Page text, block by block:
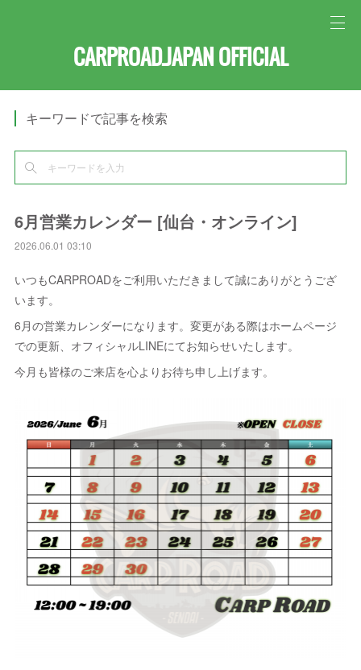
CARPROAD.JAPAN OFFICIAL
キーワードで記事を検索
6月営業カレンダー [仙台・オンライン]
2026.06.01 03:10
いつもCARPROADをご利用いただきまして誠にありがとうござ
います。
6月の営業カレンダーになります。変更がある際はホームページ
での更新、オフィシャルLINEにてお知らせいたします。
今月も皆様のご来店を心よりお待ち申し上げます。